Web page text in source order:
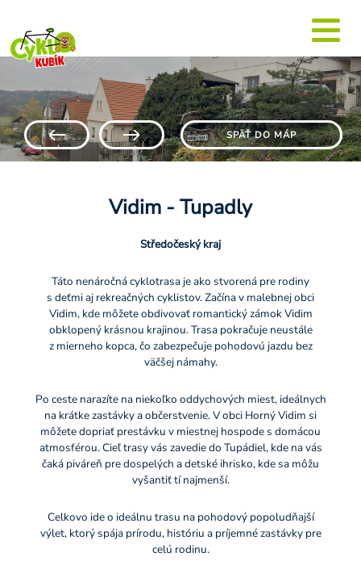
SPÄŤ DO MÁP
Vidim - Tupadly
Středočeský kraj
Táto nenáročná cyklotrasa je ako stvorená pre rodiny
s deťmi aj rekreačných cyklistov. Začína v malebnej obci
Vidim, kde môžete obdivovať romantický zámok Vidim
obklopený krásnou krajinou. Trasa pokračuje neustále
z mierneho kopca, čo zabezpečuje pohodovú jazdu bez
väčšej námahy.
Po ceste narazíte na niekoľko oddychových miest, ideálnych
na krátke zastávky a občerstvenie. V obci Horný Vidim si
môžete dopriať prestávku v miestnej hospode s domácou
atmosférou. Cieľ trasy vás zavedie do Tupádiel, kde na vás
čaká piváreň pre dospelých a detské ihrisko, kde sa môžu
vyšantiť tí najmenší.
Celkovo ide o ideálnu trasu na pohodový popoludňajší
výlet, ktorý spája prírodu, históriu a príjemné zastávky pre
celú rodinu.